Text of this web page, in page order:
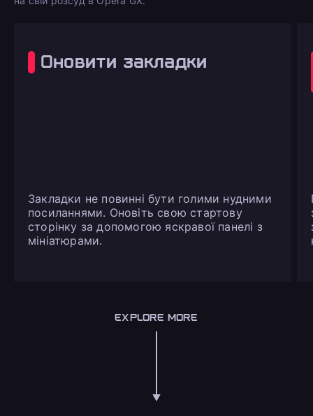
Оновити закладки
Закладки не повинні бути голими нудними
посиланнями. Оновіть свою стартову
сторінку за допомогою яскравої панелі з
мініатюрами.
EXPLORE MORE